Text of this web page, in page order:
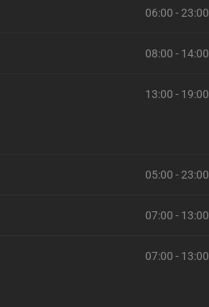
06:00 - 23:00
08:00 - 14:00
13:00 - 19:00
05:00 - 23:00
07:00 - 13:00
07:00 - 13:00